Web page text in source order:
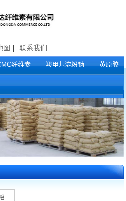
图 | 联系我们
纤维素 羧甲基淀粉钠 黄原胶